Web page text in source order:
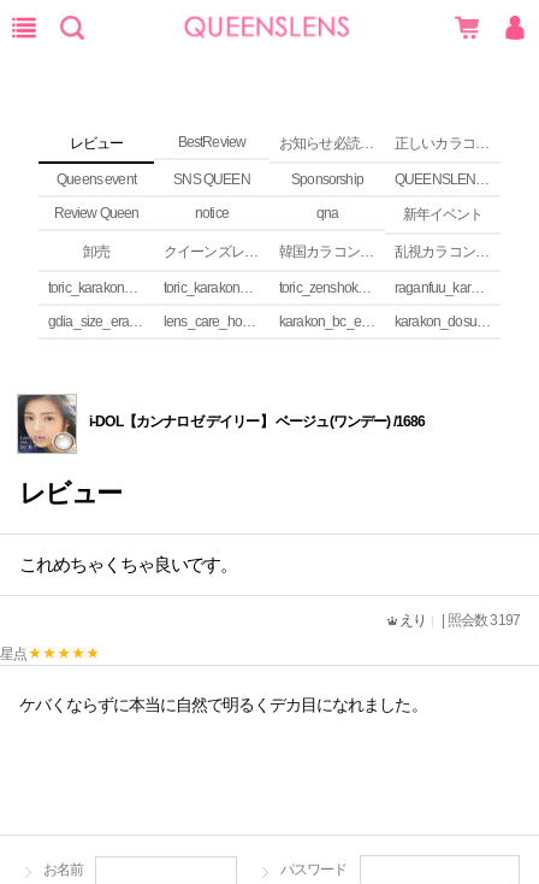
レビュー BestReview お知らせ必読 (NEWS) 正しいカラコンの使い方
Queens event SNS QUEEN Sponsorship
QUEENSLENS Affiliate Program
Review Queen
notice qna 新年イベント
卸売 クイーンズレンズ カラコンコラム 韓国カラコンguide 乱視カラコンの安全性
toric_karakon_takai_riyuu toric_karakon_real_review toric_zenshoku_review
raganfuu_karakon_erabikata
gdia_size_erabikata
lens_care_houhou karakon_bc_erabikata karakon_dosuu_erabikata
i-DOL【カンナロゼ デイリー】 ベージュ(ワンデー) /1686
レビュー
これめちゃくちゃ良いです。
えり
| 照会数 3197
星点
ケバくならずに本当に自然で明るくデカ目になれました。
お名前 パスワード